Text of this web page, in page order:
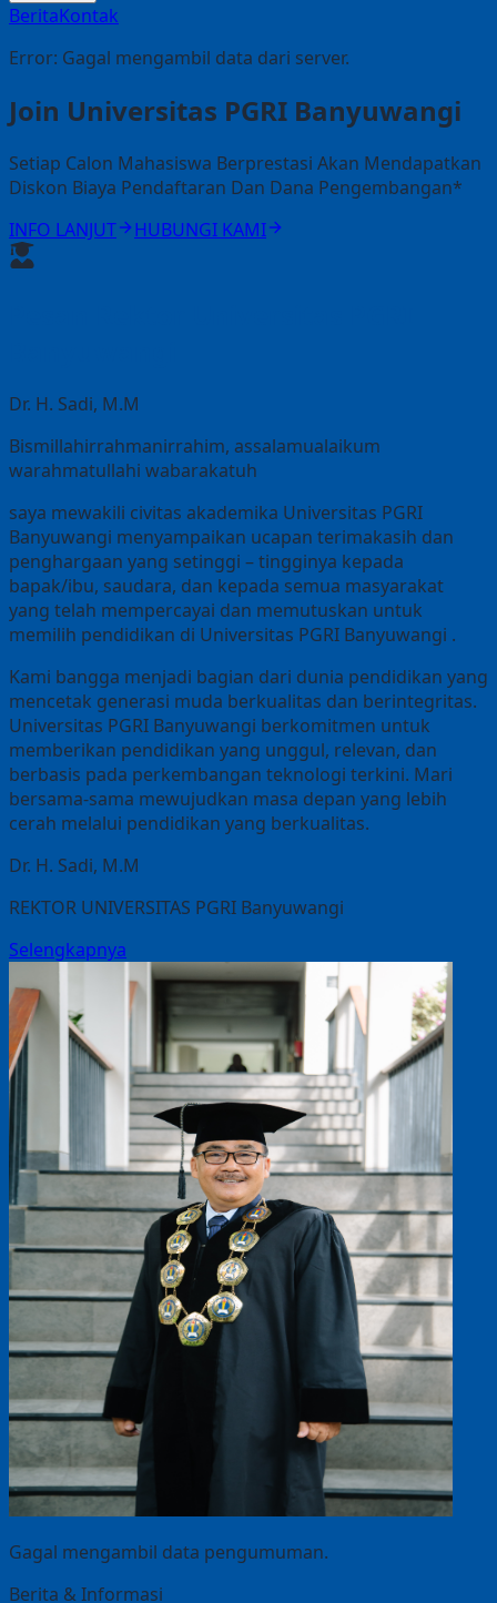
BeritaKontak
Error: Gagal mengambil data dari server.
Join Universitas PGRI Banyuwangi
Setiap Calon Mahasiswa Berprestasi Akan Mendapatkan
Diskon Biaya Pendaftaran Dan Dana Pengembangan*
INFO LANJUT
HUBUNGI KAMI
Dr. H. Sadi, M.M
Bismillahirrahmanirrahim, assalamualaikum
warahmatullahi wabarakatuh
saya mewakili civitas akademika Universitas PGRI
Banyuwangi menyampaikan ucapan terimakasih dan
penghargaan yang setinggi – tingginya kepada
bapak/ibu, saudara, dan kepada semua masyarakat
yang telah mempercayai dan memutuskan untuk
memilih pendidikan di Universitas PGRI Banyuwangi .
Kami bangga menjadi bagian dari dunia pendidikan yang
mencetak generasi muda berkualitas dan berintegritas.
Universitas PGRI Banyuwangi berkomitmen untuk
memberikan pendidikan yang unggul, relevan, dan
berbasis pada perkembangan teknologi terkini. Mari
bersama-sama mewujudkan masa depan yang lebih
cerah melalui pendidikan yang berkualitas.
Dr. H. Sadi, M.M
REKTOR UNIVERSITAS PGRI Banyuwangi
Selengkapnya
Gagal mengambil data pengumuman.
Berita & Informasi